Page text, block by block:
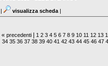
| visualizza scheda |
«precedenti | 1 2 3 4 5 6 7 8 9 10 11 12 13
34 35 36 37 38 39 40 41 42 43 44 45 46 47